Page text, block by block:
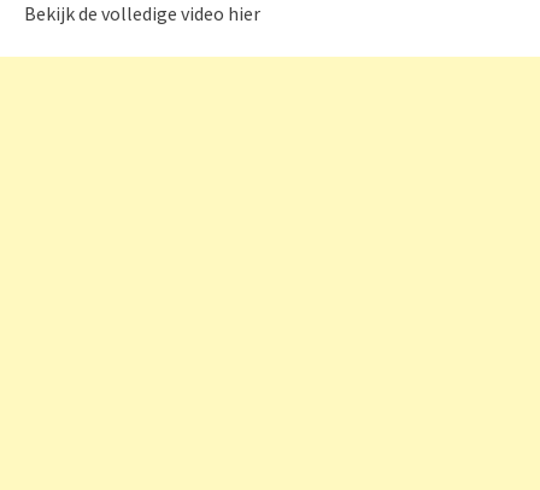
Bekijk de volledige video hier